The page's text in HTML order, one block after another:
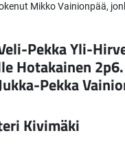
Mikko Vainionpää,
Pekka Yli-
Hotakainen
Pekka
Kivimäki